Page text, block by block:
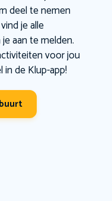
deel te nemen
je alle
aan te melden.
voor jou
in de Klup-app!